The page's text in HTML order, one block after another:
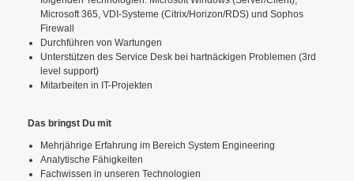
Microsoft 365, VDI-Systeme (Citrix/Horizon/RDS) und Sophos
Firewall
Durchführen von Wartungen
Unterstützen des Service Desk bei hartnäckigen Problemen (3rd
level support)
Mitarbeiten in IT-Projekten
Das bringst Du mit
Mehrjährige Erfahrung im Bereich System Engineering
Analytische Fähigkeiten
Fachwissen in unseren Technologien